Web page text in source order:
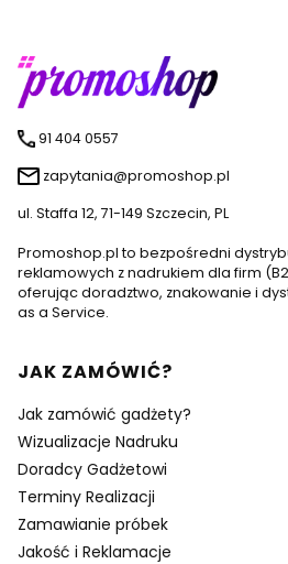
91 404 0557
zapytania@promoshop.pl
ul. Staffa 12, 71-149 Szczecin, PL
Promoshop.pl to bezpośredni
reklamowych z nadrukiem dla firm
oferując doradztwo, znakowanie i
as a Service.
Linki w stopce
JAK ZAMÓWIĆ?
Jak zamówić gadżety?
Wizualizacje Nadruku
Doradcy Gadżetowi
Terminy Realizacji
Zamawianie próbek
Jakość i Reklamacje